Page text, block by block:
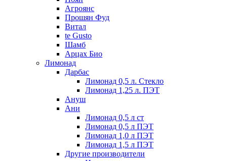
Агроянс
Прошян Фуд
Витал
te Gusto
Шамб
Арцах Био
Лимонад
Дарбас
Лимонад 0,5 л. Стекло
Лимонад 1,25 л. ПЭТ
Ануш
Ани
Лимонад 0,5 л ст
Лимонад 0,5 л ПЭТ
Лимонад 1,0 л ПЭТ
Лимонад 1,5 л ПЭТ
Другие производители